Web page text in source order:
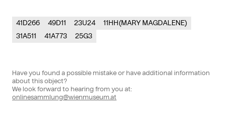
41D266 49D11 23U24
11HH(MARY MAGDALENE)
31A511
41A773 25G3
Have you found a possible mistake or have additional information
about this object?
We look forward to hearing from you at:
onlinesammlung@wienmuseum.at